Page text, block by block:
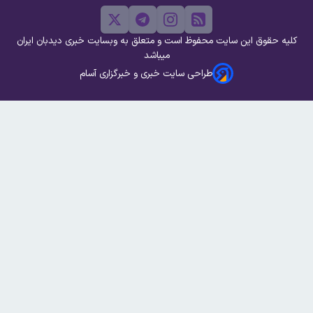
کلیه حقوق این سایت محفوظ است و متعلق به وبسایت خبری دیدبان ایران
میباشد
طراحی سایت خبری و خبرگزاری آسام